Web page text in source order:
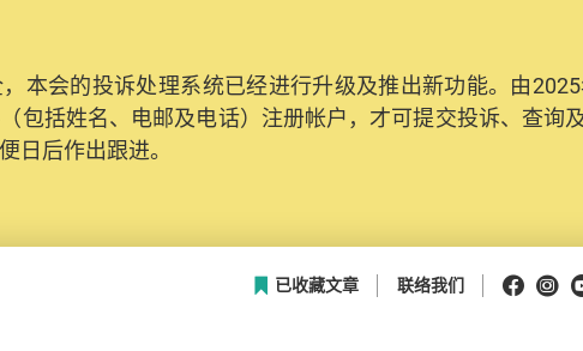
本会的投诉处理系统已经进行升级及推出新功能。由2025
包括姓名、电邮及电话）注册帐户，才可提交投诉、查询
日后作出跟进。
已收藏文章 联络我们